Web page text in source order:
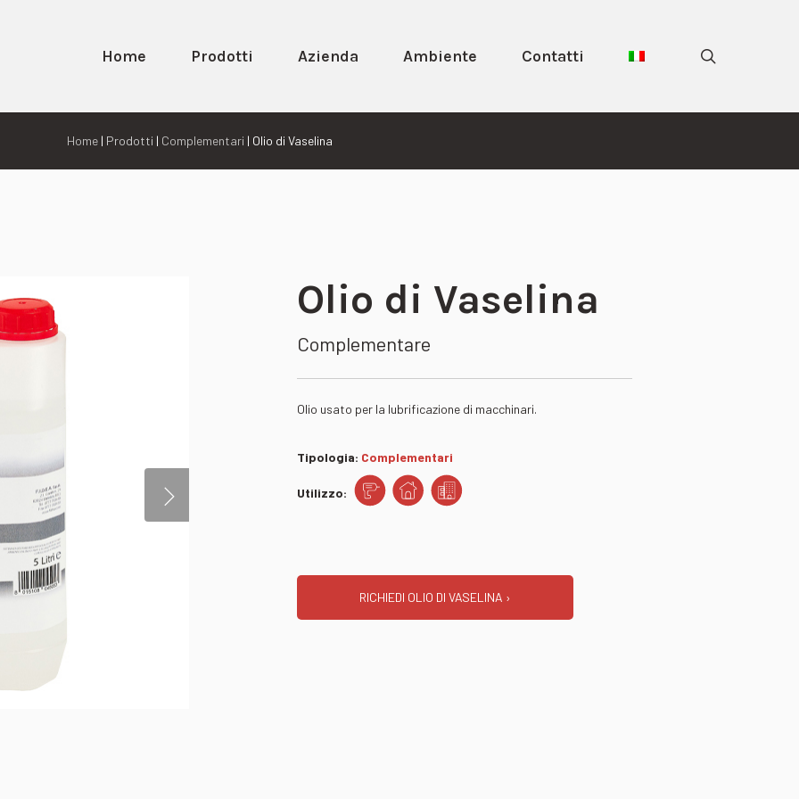
Home Prodotti Azienda Ambiente Contatti
Home | Prodotti | Complementari | Olio di Vaselina
Olio di Vaselina
Complementare
Olio usato per la lubrificazione di macchinari.
Tipologia: Complementari
Utilizzo:
RICHIEDI OLIO DI VASELINA ›